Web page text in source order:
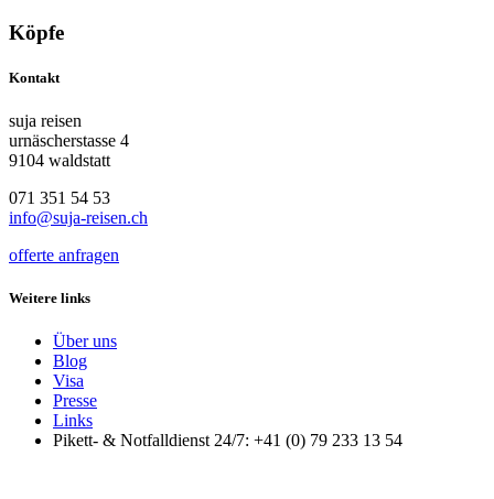
Köpfe
Kontakt
suja reisen
urnäscherstasse 4
9104 waldstatt
071 351 54 53
info@suja-reisen.ch
offerte anfragen
Weitere links
Über uns
Blog
Visa
Presse
Links
Pikett- & Notfalldienst 24/7: +41 (0) 79 233 13 54